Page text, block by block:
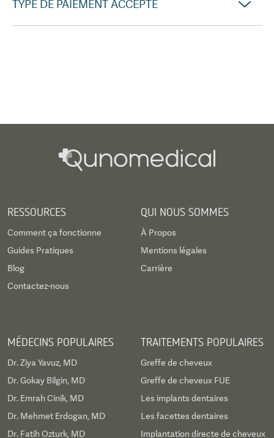
TYPE DE PAIEMENT ACCEPTÉ
RESSOURCES
Comment ça fonctionne
Guides Pratiques
Blog
Contactez-nous
QUI NOUS SOMMES
À Propos
Mentions légales
Carrière
MÉDECINS POPULAIRES
Dr. Ziya Yavuz, MD
Dr. Gokay Bilgin, MD
Dr. Emrah Cinik, MD
Dr. Mehmet Erdogan, MD
Dr. Fatih Ozturk, MD
TRAITEMENTS POPULAIRES
Greffe de cheveux
Greffe de cheveux FUE
Les implants dentaires
Les facettes dentaires
Implantation directe de cheveux